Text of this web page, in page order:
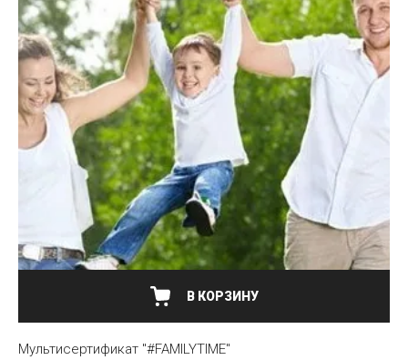
В КОРЗИНУ
Мультисертификат "#FAMILYTIME"